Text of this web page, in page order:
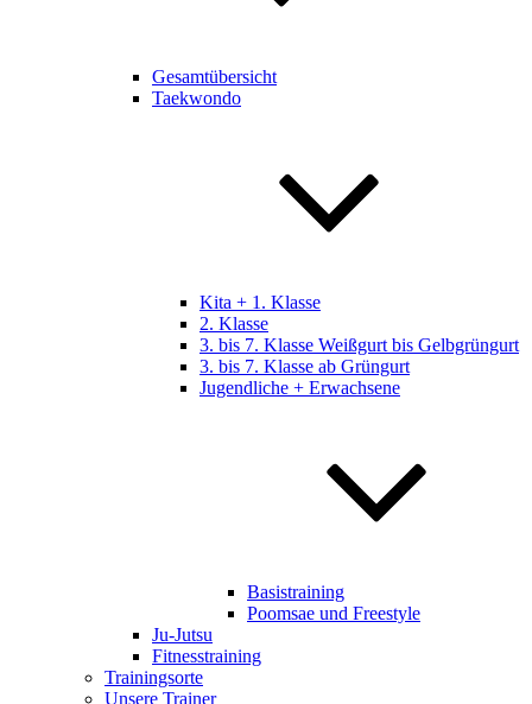
Gesamtübersicht
Taekwondo
Kita + 1. Klasse
2. Klasse
3. bis 7. Klasse Weißgurt bis Gelbgrüngurt
3. bis 7. Klasse ab Grüngurt
Jugendliche + Erwachsene
Basistraining
Poomsae und Freestyle
Ju-Jutsu
Fitnesstraining
Trainingsorte
Unsere Trainer